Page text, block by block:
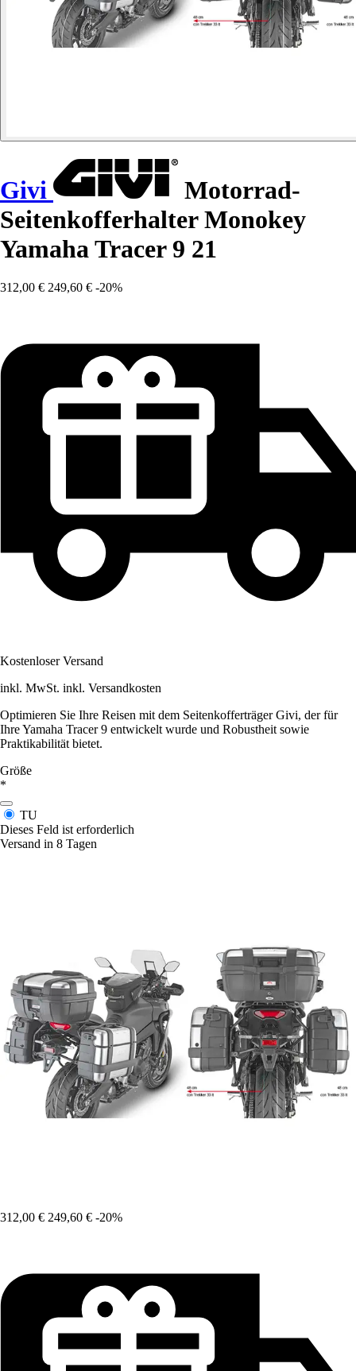
Givi
Motorrad-
Seitenkofferhalter Monokey
Yamaha Tracer 9 21
312,00 € 249,60 € -20%
Kostenloser Versand
inkl. MwSt. inkl. Versandkosten
Optimieren Sie Ihre Reisen mit dem Seitenkofferträger Givi, der für
Ihre Yamaha Tracer 9 entwickelt wurde und Robustheit sowie
Praktikabilität bietet.
Größe
*
TU
Dieses Feld ist erforderlich
Versand in 8 Tagen
312,00 € 249,60 € -20%